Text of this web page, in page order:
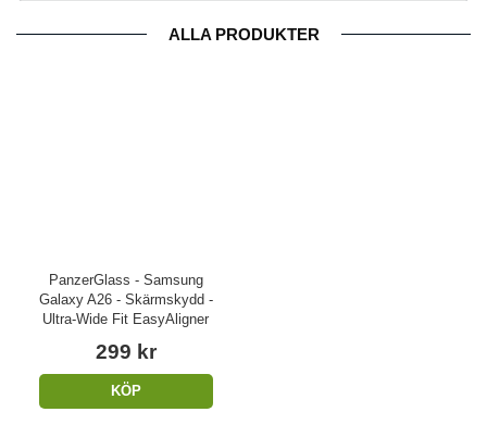
ALLA PRODUKTER
PanzerGlass - Samsung
Galaxy A26 - Skärmskydd -
Ultra-Wide Fit EasyAligner
299 kr
KÖP